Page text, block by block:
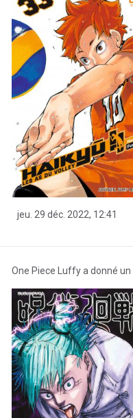
jeu. 29 déc. 2022, 12:41
One Piece Luffy a donné un